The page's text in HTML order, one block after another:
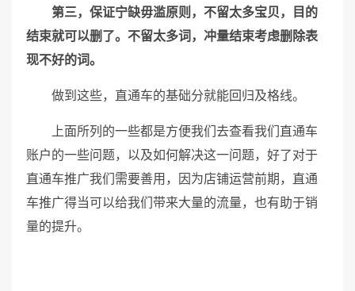
第三，保证宁缺毋滥原则，不留太多宝贝，目的
结束就可以删了。不留太多词，冲量结束考虑删除表
现不好的词。
做到这些，直通车的基础分就能回归及格线。
上面所列的一些都是方便我们去查看我们直通车
账户的一些问题，以及如何解决这一问题，好了对于
直通车推广我们需要善用，因为店铺运营前期，直通
车推广得当可以给我们带来大量的流量，也有助于销
量的提升。